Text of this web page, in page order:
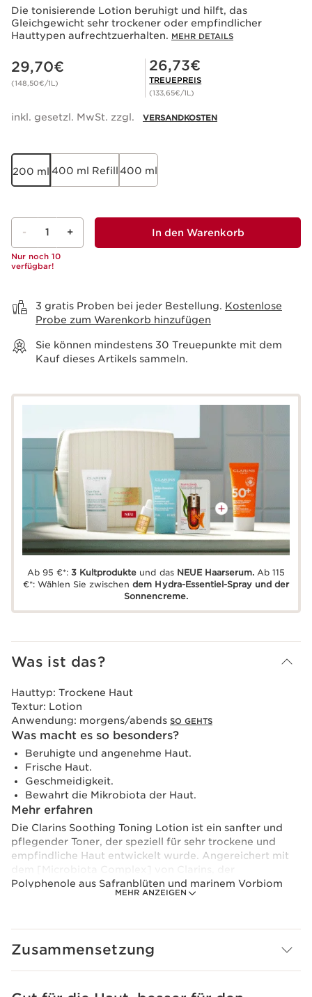
Wenn du das Video abspielen möchtest, ist deine
Zustimmung erforderlich, indem du unten klickst.
Das Video abspielen
Die tonisierende Lotion beruhigt und hilft, das
Gleichgewicht sehr trockener oder empfindlicher
Hauttypen aufrechtzuerhalten. MEHR DETAILS
Aktueller Preis 29,70€
29,70€
(148,50€/1L)
Mitgliederpreis 26,73€
26,73€
TREUEPREIS
(133,65€/1L)
inkl. gesetzl. MwSt. zzgl. VERSANDKOSTEN
200 ml 400 ml Refill400 ml
- 1 +
Nur noch 10
verfügbar!
In den Warenkorb
3 gratis Proben bei jeder Bestellung. Kostenlose
Probe zum Warenkorb hinzufügen
Sie können mindestens 30 Treuepunkte mit dem
Kauf dieses Artikels sammeln.
Ab 95 €*:3 Kultprodukte und das NEUE Haarserum.Ab 115
€*: Wählen Sie zwischendem Hydra-Essentiel-Spray und der
Sonnencreme.
Was ist das?
MEHR ANZEIGEN
Hauttyp: Trockene Haut
Textur: Lotion
Anwendung: morgens/abends SO GEHTS
Was macht es so besonders?
Beruhigte und angenehme Haut.
Frische Haut.
Geschmeidigkeit.
Bewahrt die Mikrobiota der Haut.
Mehr erfahren
Die Clarins Soothing Toning Lotion ist ein sanfter und
pflegender Toner, der speziell für sehr trockene und
empfindliche Haut entwickelt wurde. Angereichert mit
dem [Microbiota Complex] von Clarins, der
Polyphenole aus Safranblüten und marinem Vorbiom
kombiniert, trägt dieser erfrischende und leichte,
Haut, sondern pflegt und beruhigt sie auch für ein
beruhigende Lotion wurde entwickelt, um trockene Haut
Zusammensetzung